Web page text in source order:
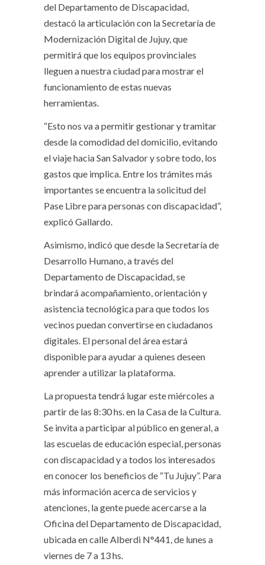
del Departamento de Discapacidad,
destacó la articulación con la Secretaría de
Modernización Digital de Jujuy, que
permitirá que los equipos provinciales
lleguen a nuestra ciudad para mostrar el
funcionamiento de estas nuevas
herramientas.
“Esto nos va a permitir gestionar y tramitar
desde la comodidad del domicilio, evitando
el viaje hacia San Salvador y sobre todo, los
gastos que implica. Entre los trámites más
importantes se encuentra la solicitud del
Pase Libre para personas con discapacidad”,
explicó Gallardo.
Asimismo, indicó que desde la Secretaría de
Desarrollo Humano, a través del
Departamento de Discapacidad, se
brindará acompañamiento, orientación y
asistencia tecnológica para que todos los
vecinos puedan convertirse en ciudadanos
digitales. El personal del área estará
disponible para ayudar a quienes deseen
aprender a utilizar la plataforma.
La propuesta tendrá lugar este miércoles a
partir de las 8:30 hs. en la Casa de la Cultura.
Se invita a participar al público en general, a
las escuelas de educación especial, personas
con discapacidad y a todos los interesados
en conocer los beneficios de “Tu Jujuy”. Para
más información acerca de servicios y
atenciones, la gente puede acercarse a la
Oficina del Departamento de Discapacidad,
ubicada en calle Alberdi N°441, de lunes a
viernes de 7 a 13 hs.